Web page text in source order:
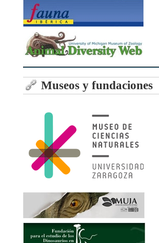
Museos y fundaciones